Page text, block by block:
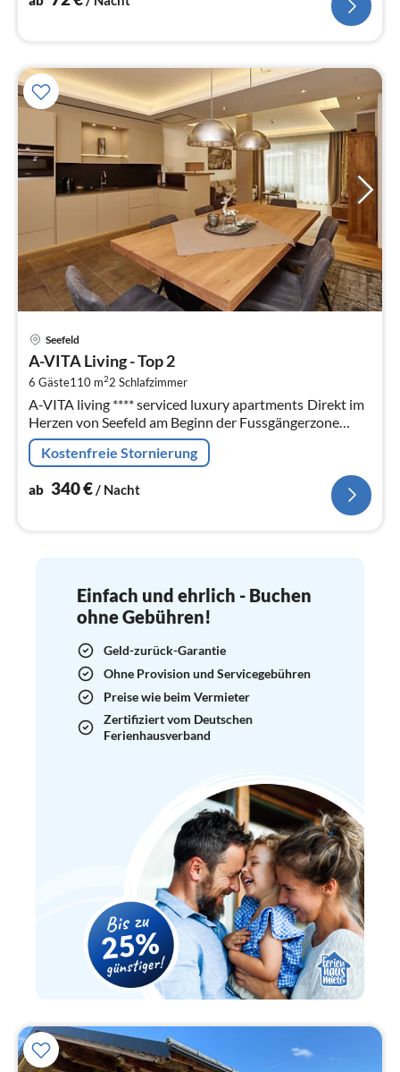
Seefeld
A-VITA Living - Top 2
6 Gäste110 m22 Schlafzimmer
A-VITA living **** serviced luxury apartments Direkt im
Herzen von Seefeld am Beginn der Fussgängerzone
gelegen, liegt das A-VITA living.
Kostenfreie Stornierung
ab 340€/ Nacht
Einfach und ehrlich - Buchen
ohne Gebühren!
Geld-zurück-Garantie
Ohne Provision und Servicegebühren
Preise wie beim Vermieter
Zertifiziert vom Deutschen
Ferienhausverband